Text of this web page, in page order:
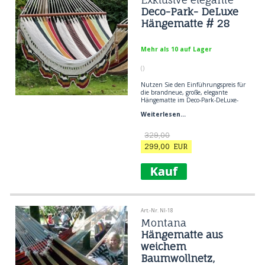
Deco-Park- DeLuxe
Hängematte # 28
Mehr als 10 auf Lager
()
Nutzen Sie den Einführungspreis für
die brandneue, große, elegante
Hängematte im Deco-Park-DeLuxe-
mit noch mehr Komfort.
Schöne weiche Baumwolle. Sehr
bequemen Liegekomfort.
Weiterlesen...
329,00
299,00 EUR
Art.-Nr. NI-18
Montana
Hängematte aus
weichem
Baumwollnetz,